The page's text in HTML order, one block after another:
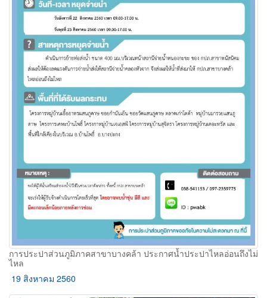
การประปาส่วนภูมิภาคสาขาบางคล้า ประกาศน้ำประปาไหลอ่อนถึงไม่
ไหล
19 สิงหาคม 2560